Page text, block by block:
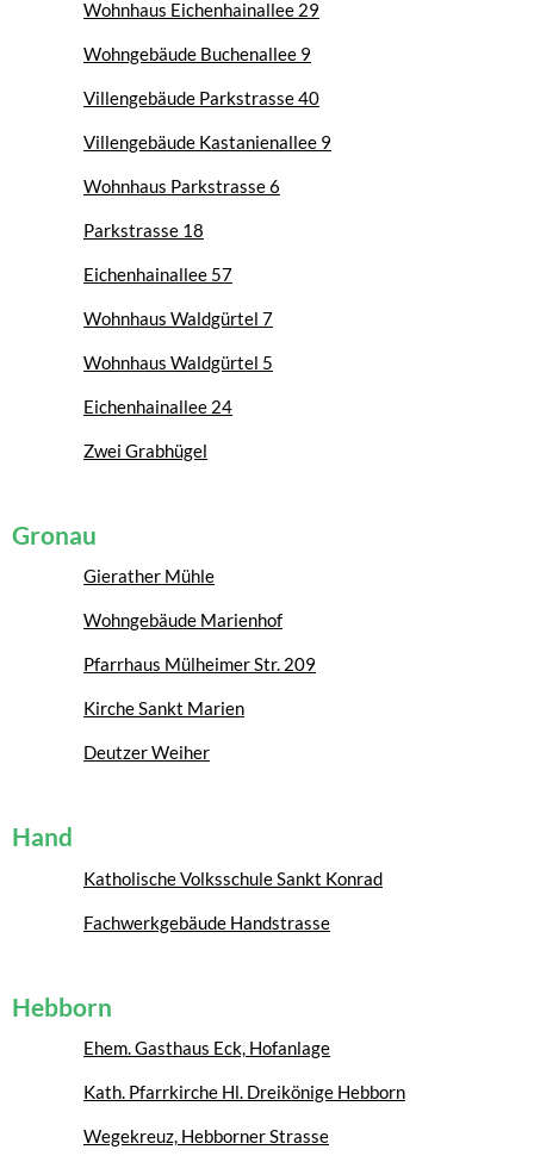
Wohnhaus Eichenhainallee 29
Wohngebäude Buchenallee 9
Villengebäude Parkstrasse 40
Villengebäude Kastanienallee 9
Wohnhaus Parkstrasse 6
Parkstrasse 18
Eichenhainallee 57
Wohnhaus Waldgürtel 7
Wohnhaus Waldgürtel 5
Eichenhainallee 24
Zwei Grabhügel
Gronau
Gierather Mühle
Wohngebäude Marienhof
Pfarrhaus Mülheimer Str. 209
Kirche Sankt Marien
Deutzer Weiher
Hand
Katholische Volksschule Sankt Konrad
Fachwerkgebäude Handstrasse
Hebborn
Ehem. Gasthaus Eck, Hofanlage
Kath. Pfarrkirche Hl. Dreikönige Hebborn
Wegekreuz, Hebborner Strasse